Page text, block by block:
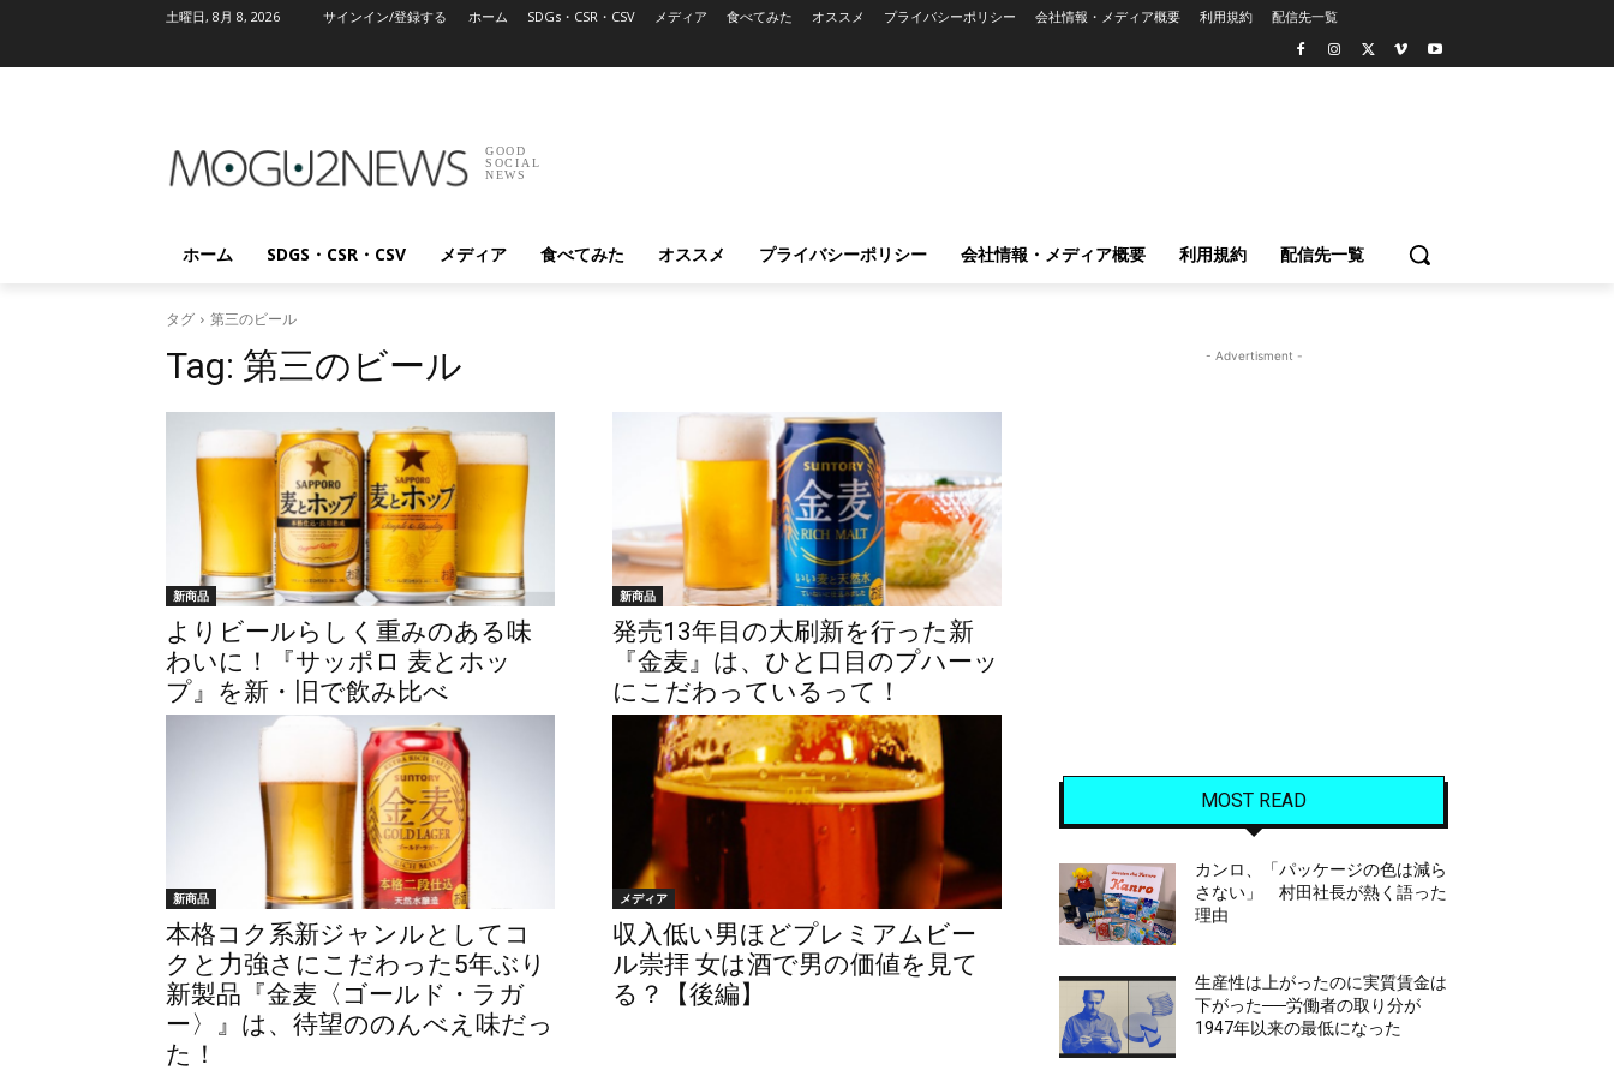
土曜日, 8月 8, 2026 サインイン/登録する ホーム SDGs・CSR・CSV メディア 食べてみた オススメ プライバシーポリシー 会社情報・メディア概要 利用規約 配信先一覧
GOOD
SOCIAL
NEWS
ホーム SDGS・CSR・CSV メディア 食べてみた オススメ プライバシーポリシー 会社情報・メディア概要 利用規約 配信先一覧
タグ 第三のビール
Tag: 第三のビール
新商品
よりビールらしく重みのある味
わいに！『サッポロ 麦とホッ
プ』を新・旧で飲み比べ
新商品
発売13年目の大刷新を行った新
『金麦』は、ひと口目のプハーッ
にこだわっているって！
新商品
本格コク系新ジャンルとしてコ
クと力強さにこだわった5年ぶり
新製品『金麦〈ゴールド・ラガ
ー〉』は、待望ののんべえ味だっ
た！
メディア
収入低い男ほどプレミアムビー
ル崇拝 女は酒で男の価値を見て
る？【後編】
- Advertisment -
MOST READ
カンロ、「パッケージの色は減ら
さない」 村田社長が熱く語った
理由
生産性は上がったのに実質賃金は
下がった──労働者の取り分が
1947年以来の最低になった